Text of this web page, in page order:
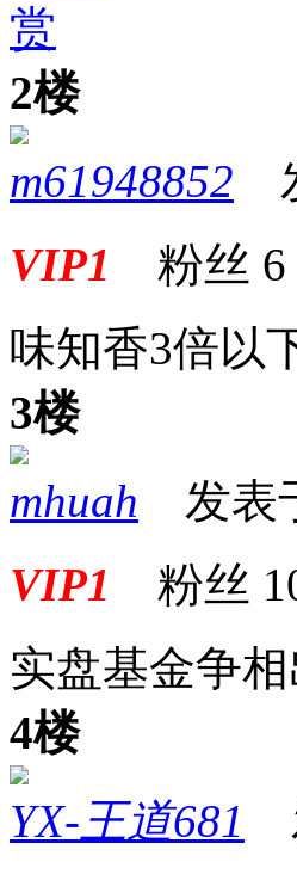
赏
2楼
m61948852
VIP1 粉丝 6
味知香3倍以
3楼
mhuah 发表
VIP1 粉丝
实盘基金争
4楼
YX-王道681